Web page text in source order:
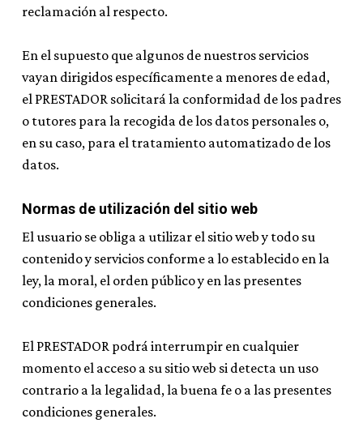
reclamación al respecto.
En el supuesto que algunos de nuestros servicios
vayan dirigidos específicamente a menores de edad,
el PRESTADOR solicitará la conformidad de los padres
o tutores para la recogida de los datos personales o,
en su caso, para el tratamiento automatizado de los
datos.
Normas de utilización del sitio web
El usuario se obliga a utilizar el sitio web y todo su
contenido y servicios conforme a lo establecido en la
ley, la moral, el orden público y en las presentes
condiciones generales.
El PRESTADOR podrá interrumpir en cualquier
momento el acceso a su sitio web si detecta un uso
contrario a la legalidad, la buena fe o a las presentes
condiciones generales.